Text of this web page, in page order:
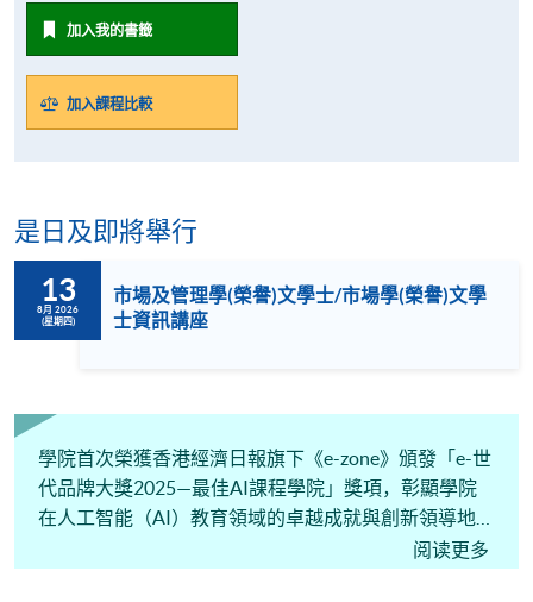
加入我的書籤
加入課程比較
是日及即將舉行
13
8月 2026
(星期四)
市場及管理學(榮譽)文學士/市場學(榮譽)文學
士資訊講座
學院首次榮獲香港經濟日報旗下《e-zone》頒發「e-世
代品牌大獎2025—最佳AI課程學院」獎項，彰顯學院
在人工智能（AI）教育領域的卓越成就與創新領導地
阅读更多